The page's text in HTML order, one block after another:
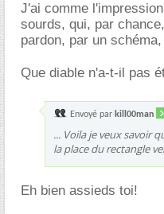
J'ai comme
sourds, qui, par
pardon, par un
Que diable n'a-t-il pas
Envoyé par kill00man
... Voila je veux savoir
la place du rectangle
Eh bien assieds toi!